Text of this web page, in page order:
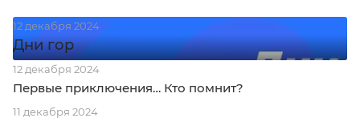
12 декабря 2024
Дни гор
12 декабря 2024
Первые приключения… Кто помнит?
11 декабря 2024